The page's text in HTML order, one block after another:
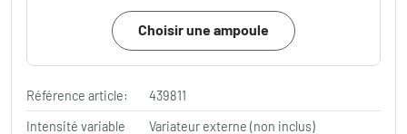
Choisir une ampoule
Référence article:
439811
Intensité variable
Variateur externe (non inclus)